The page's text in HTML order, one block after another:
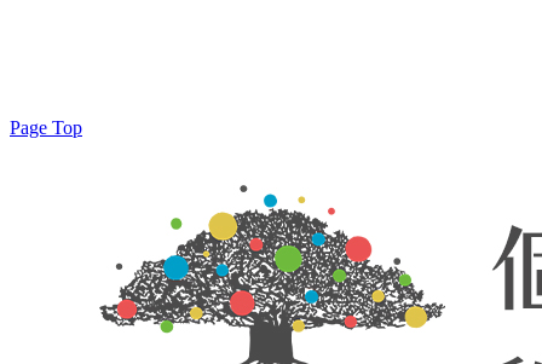
Page Top